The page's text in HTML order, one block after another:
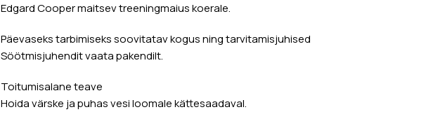
Edgard Cooper maitsev treeningmaius koerale.
Päevaseks tarbimiseks soovitatav kogus ning tarvitamisjuhised
Söötmisjuhendit vaata pakendilt.
Toitumisalane teave
Hoida värske ja puhas vesi loomale kättesaadaval.